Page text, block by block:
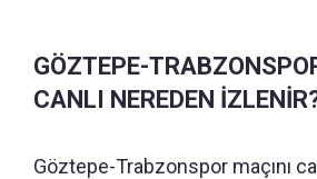
GÖZTEPE-
CANLI NEREDEN
Göztepe-Trabzonspor maçını